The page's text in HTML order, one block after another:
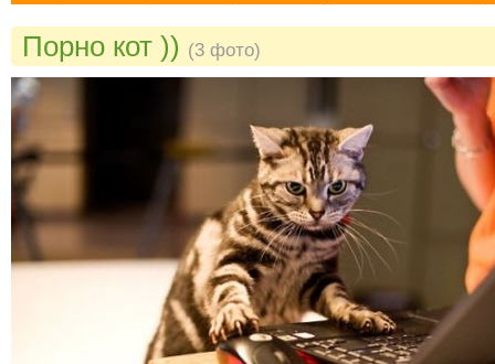
Порно кот )) (3 фото)